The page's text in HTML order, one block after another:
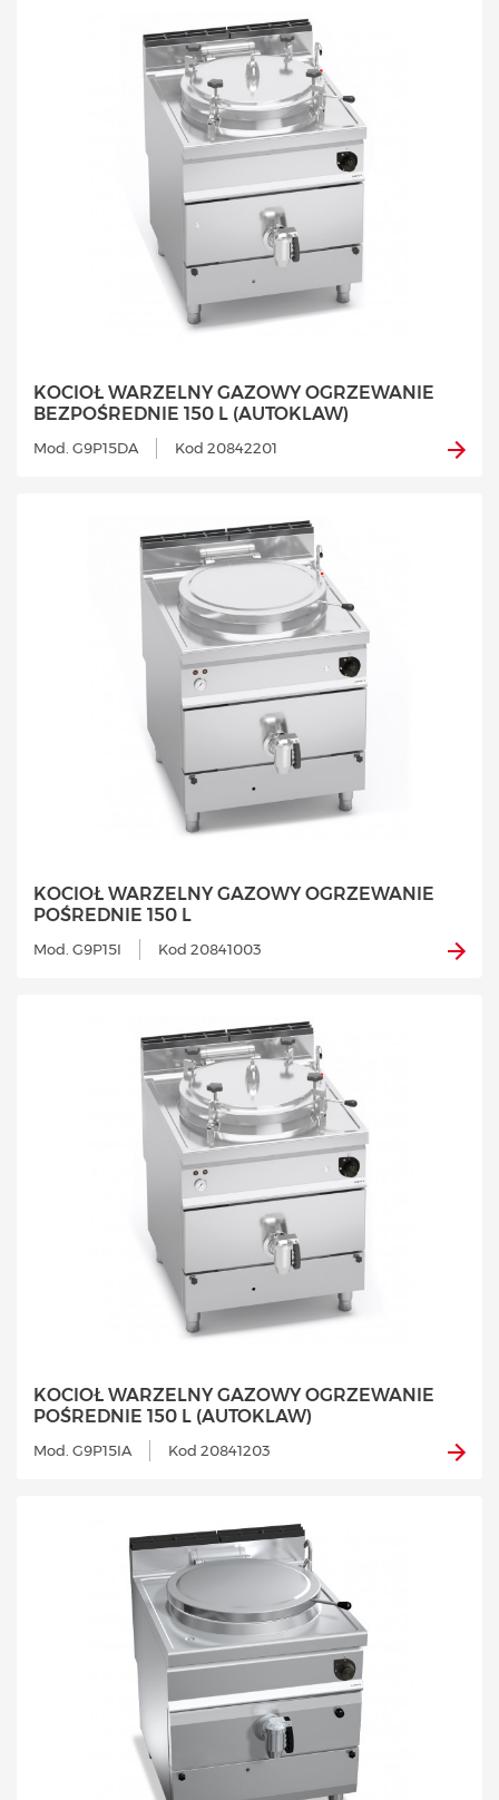
KOCIOŁ WARZELNY GAZOWY OGRZEWANIE
BEZPOŚREDNIE 150 L (AUTOKLAW)
Mod. G9P15DA Kod 20842201
KOCIOŁ WARZELNY GAZOWY OGRZEWANIE
POŚREDNIE 150 L
Mod. G9P15I Kod 20841003
KOCIOŁ WARZELNY GAZOWY OGRZEWANIE
POŚREDNIE 150 L (AUTOKLAW)
Mod. G9P15IA Kod 20841203